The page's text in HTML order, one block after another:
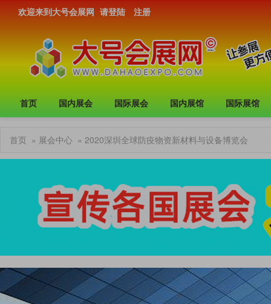
欢迎来到大号会展网 请登陆 注册
首页 国内展会 国际展会 国内展馆 国际展馆
首页 » 展会中心 » 2020深圳全球防疫物资新材料与设备博览会